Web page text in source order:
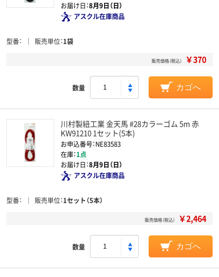
お届け日：8月9日（日）
アスクル在庫商品
型番 販売単位 1袋
販売価格（税込） ￥370
数量 カゴへ
川村製紐工業 金天馬 #28カラーゴム 5m 赤
KW91210 1セット(5本)
お申込番号：NE83583
在庫：1点
お届け日：8月9日（日）
アスクル在庫商品
型番 販売単位 1セット（5本）
販売価格（税込） ￥2,464
数量 カゴへ